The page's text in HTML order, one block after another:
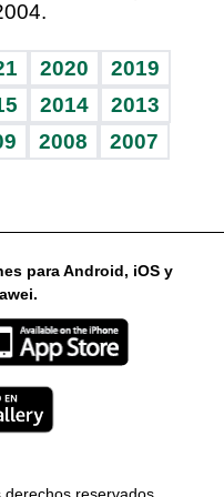
2020
2019
2014
2013
2008
2007
para Android, iOS y